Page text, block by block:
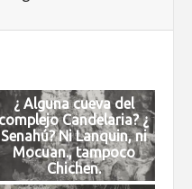
¿ Alguna cueva del
complejo Candelaria? ¿
Senahú? Ni Lanquin, ni
Mocuan., tampoco
Chichen.